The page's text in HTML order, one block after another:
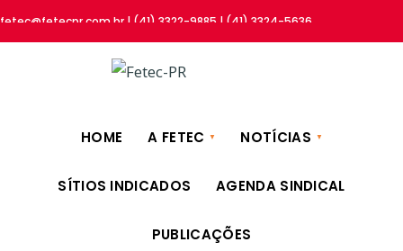
fetec@fetecpr.com.br | (41) 3322-9885 | (41) 3324-5636
HOME A FETEC NOTÍCIAS
SÍTIOS INDICADOS AGENDA SINDICAL
PUBLICAÇÕES